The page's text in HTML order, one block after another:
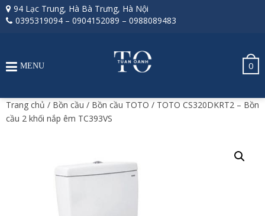
94 Lạc Trung, Hà Bà Trưng, Hà Nội
0395319094 – 0904152089 – 0988089483
0
MENU
Trang chủ / Bồn cầu / Bồn cầu TOTO / TOTO CS320DKRT2 – Bồn
cầu 2 khối nắp êm TC393VS